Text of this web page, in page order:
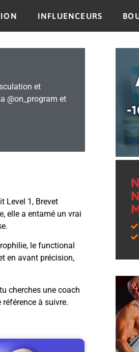
INFLUENCEURS
et
@on_program et
Level 1, Brevet
elle a entamé un vrai
le functional
en avant précision,
cherches une coach
à suivre.